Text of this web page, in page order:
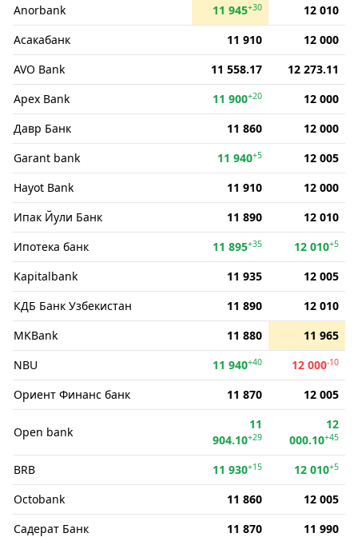
Anorbank
11 945+30
12 010
Асакабанк
11 910
12 000
AVO Bank
11 558.17
12 273.11
Apex Bank
11 900+20
12 000
Давр Банк
11 860
12 000
Garant bank
11 940+5
12 005
Hayot Bank
11 910
12 000
Ипак Йули Банк
11 890
12 010
Ипотека банк
11 895+35 12 010+5
Kapitalbank 11 935
12 005
КДБ Банк Узбекистан
11 890
12 010
MKBank
11 880
11 965
NBU
11 940+40 12 000-10
Ориент Финанс банк 11 870 12 005
Open bank
11
904.10+29
12
000.10+45
BRB 11 930+15 12 010+5
Octobank 11 860
12 005
Садерат Банк
11 870
11 990